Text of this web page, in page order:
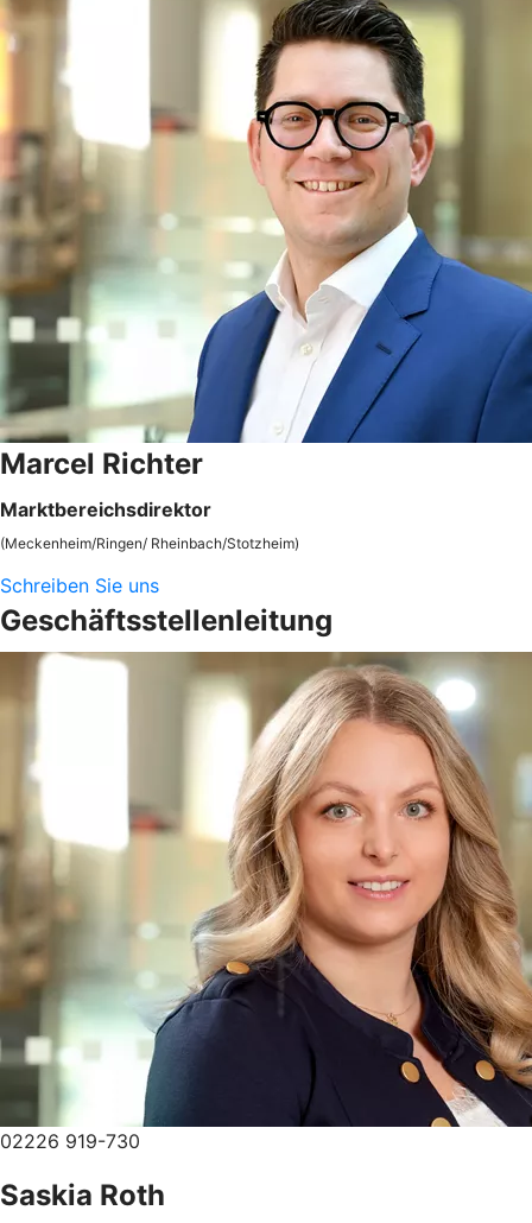
Marcel Richter
Marktbereichsdirektor
(Meckenheim/Ringen/ Rheinbach/Stotzheim)
Schreiben Sie uns
Geschäftsstellenleitung
02226 919-730
Saskia Roth